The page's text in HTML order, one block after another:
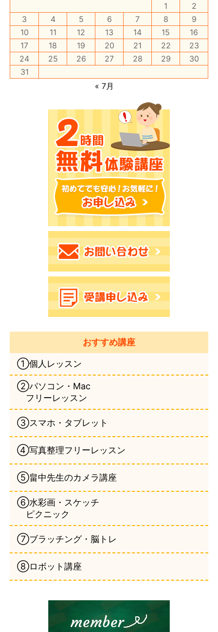
1
2
3
4 5 6 7 8
9
10
11 12 13 14 15
16
17
18 19 20 21 22
23
24
25 26 27 28 29
30
31
« 7月
おすすめ講座
①個人レッスン
②パソコン・Mac
フリーレッスン
③スマホ・タブレット
④写真整理フリーレッスン
⑤畠中先生のカメラ講座
⑥水彩画・スケッチ
ピクニック
⑦ブラッチング・脳トレ
⑧ロボット講座